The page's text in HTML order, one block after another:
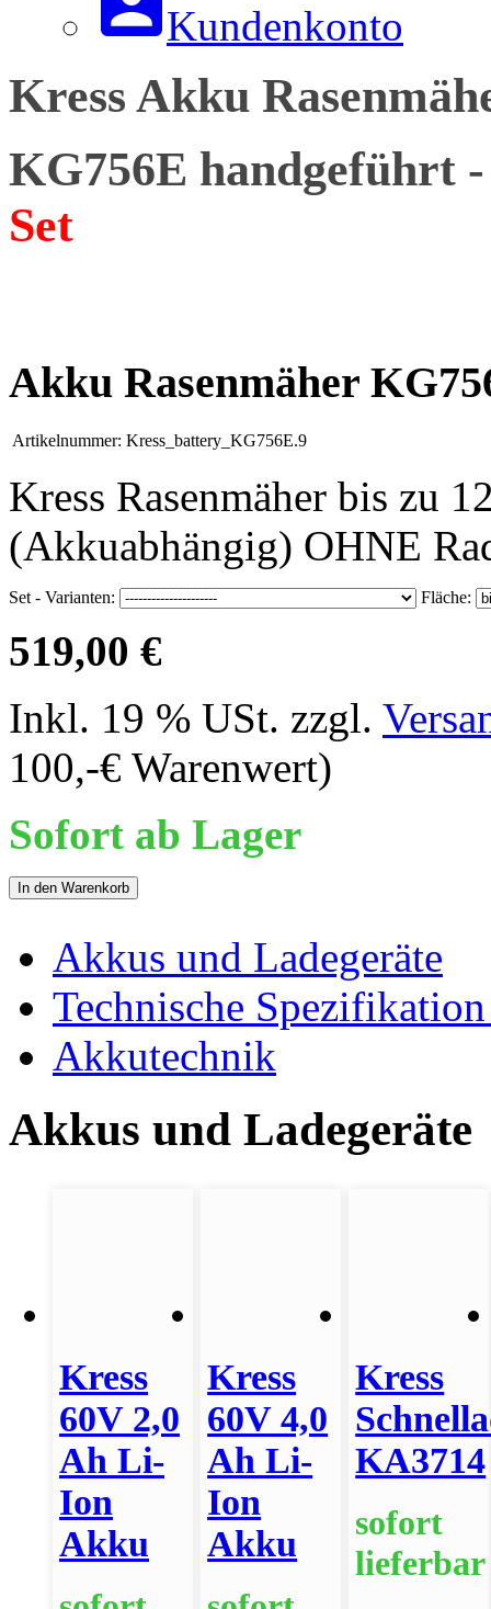
Kundenkonto
Kress Akku
KG756E handgeführt
Set
Akku Rasenmäher
Artikelnummer: Kress_battery_KG756E.9
Kress Rasenmäher bis zu
(Akkuabhängig) OHNE
Set - Varianten: Fläche:
519,00 €
Inkl. 19 % USt. zzgl.
100,-€ Warenwert)
Sofort ab Lager
In den Warenkorb
Akkus und Ladegeräte
Technische
Akkutechnik
Akkus und Ladegeräte
Kress
60V 2,0
Ah Li-
Ion
Akku
Kress
60V 4,0
Ah Li-
Ion
Akku
Kress
KA3714
sofort
lieferbar